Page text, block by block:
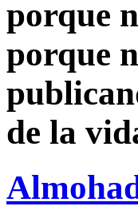
porque
porque
de la